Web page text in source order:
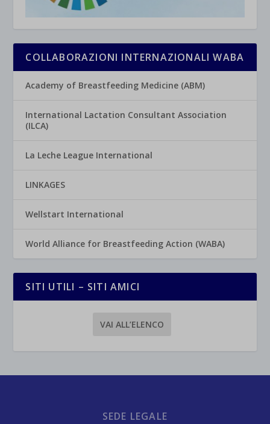
COLLABORAZIONI INTERNAZIONALI WABA
Academy of Breastfeeding Medicine (ABM)
International Lactation Consultant Association
(ILCA)
La Leche League International
LINKAGES
Wellstart International
World Alliance for Breastfeeding Action (WABA)
SITI UTILI – SITI AMICI
VAI ALL’ELENCO
SEDE LEGALE